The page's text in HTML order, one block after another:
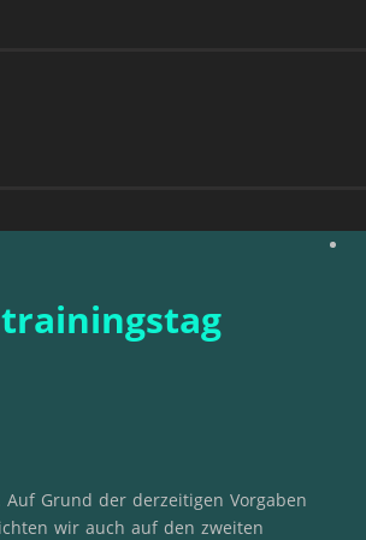
Grund der derzeitigen Vorgaben
wir auch auf den zweiten